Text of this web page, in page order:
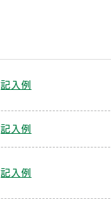
記入例
記入例
記入例